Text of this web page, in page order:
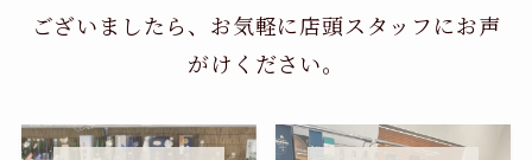
ございましたら、お気軽に店頭スタッフにお声
がけください。